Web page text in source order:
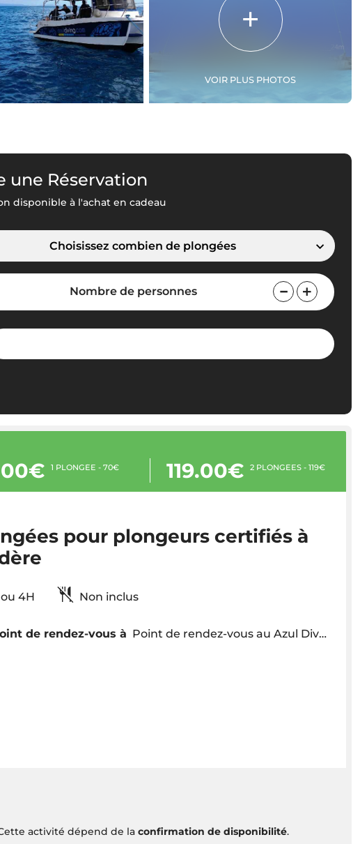
VOIR PLUS PHOTOS
une Réservation
disponible à l'achat en cadeau
Choisissez combien de plongées
Nombre de personnes
1 PLONGÉE - 70€ 119.00€ 2 PLONGÉES - 119€
pour plongeurs certifiés à
ou 4H Non inclus
de rendez-vous à Point de rendez-vous au Azul Diving Center
activité dépend de laconfirmation de disponibilité.